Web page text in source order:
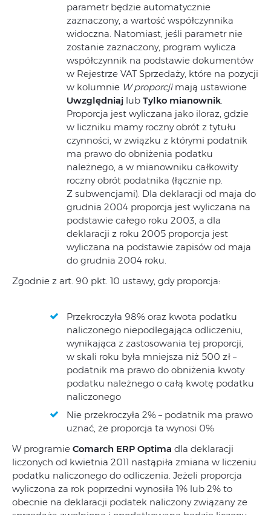
parametr będzie automatycznie
zaznaczony, a wartość współczynnika
widoczna. Natomiast, jeśli parametr nie
zostanie zaznaczony, program wylicza
współczynnik na podstawie dokumentów
w Rejestrze VAT Sprzedaży, które na pozycji
w kolumnie W proporcjimają ustawione
Uwzględniaj lub Tylko mianownik
Proporcja jest wyliczana jako iloraz, gdzie
w liczniku mamy roczny obrót z tytułu
czynności, w związku z którymi podatnik
ma prawo do obniżenia podatku
należnego, a w mianowniku całkowity
roczny obrót podatnika (łącznie np.
Z subwencjami). Dla deklaracji od maja do
grudnia 2004 proporcja jest wyliczana na
podstawie całego roku 2003, a dla
deklaracji z roku 2005 proporcja jest
wyliczana na podstawie zapisów od maja
do grudnia 2004 roku.
Zgodnie z art. 90 pkt. 10 ustawy, gdy proporcja:
Przekroczyła 98% oraz kwota podatku
naliczonego niepodlegająca odliczeniu,
wynikająca z zastosowania tej proporcji,
w skali roku była mniejsza niż 500 zł –
podatnik ma prawo do obniżenia kwoty
podatku należnego o całą kwotę podatku
naliczonego
Nie przekroczyła 2% – podatnik ma prawo
uznać, że proporcja ta wynosi 0%
W programie Comarch ERP Optima dla deklaracji
liczonych od kwietnia 2011 nastąpiła zmiana w liczeniu
podatku naliczonego do odliczenia. Jeżeli proporcja
wyliczona za rok poprzedni wynosiła 1% lub 2% to
obecnie na deklaracji podatek naliczony związany ze